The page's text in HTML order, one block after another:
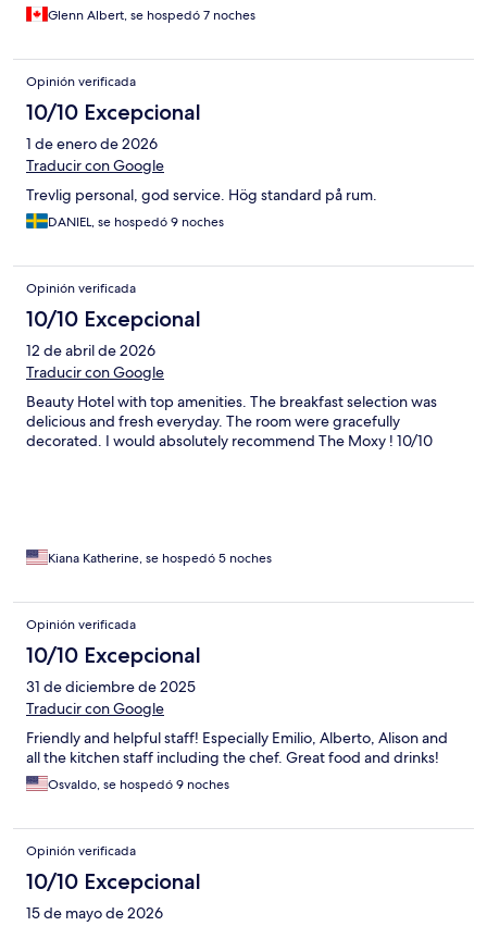
Glenn Albert, se hospedó 7 noches
Opinión verificada
10/10 Excepcional
1 de enero de 2026
Traducir con Google
Trevlig personal, god service. Hög standard på rum.
DANIEL, se hospedó 9 noches
Opinión verificada
10/10 Excepcional
12 de abril de 2026
Traducir con Google
Beauty Hotel with top amenities. The breakfast selection was
delicious and fresh everyday. The room were gracefully
decorated. I would absolutely recommend The Moxy ! 10/10
Kiana Katherine, se hospedó 5 noches
Opinión verificada
10/10 Excepcional
31 de diciembre de 2025
Traducir con Google
Friendly and helpful staff! Especially Emilio, Alberto, Alison and
all the kitchen staff including the chef. Great food and drinks!
Osvaldo, se hospedó 9 noches
Opinión verificada
10/10 Excepcional
15 de mayo de 2026